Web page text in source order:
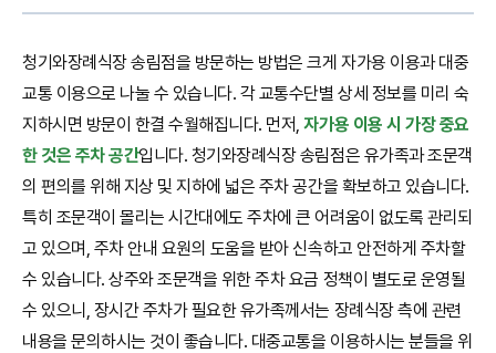
청기와장례식장 송림점을 방문하는 방법은 크게 자가용 이용과 대중
교통 이용으로 나눌 수 있습니다. 각 교통수단별 상세 정보를 미리 숙
지하시면 방문이 한결 수월해집니다. 먼저,자가용 이용 시 가장 중요
한 것은 주차 공간입니다. 청기와장례식장 송림점은 유가족과 조문객
의 편의를 위해 지상 및 지하에 넓은 주차 공간을 확보하고 있습니다.
특히 조문객이 몰리는 시간대에도 주차에 큰 어려움이 없도록 관리되
고 있으며, 주차 안내 요원의 도움을 받아 신속하고 안전하게 주차할
수 있습니다. 상주와 조문객을 위한 주차 요금 정책이 별도로 운영될
수 있으니, 장시간 주차가 필요한 유가족께서는 장례식장 측에 관련
내용을 문의하시는 것이 좋습니다. 대중교통을 이용하시는 분들을 위